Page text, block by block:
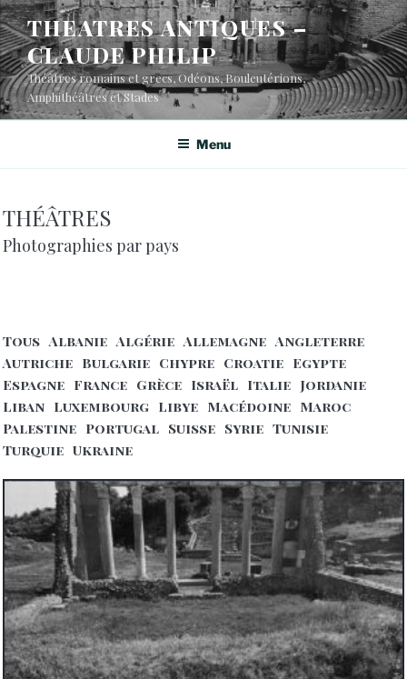
THEATRES ANTIQUES –
CLAUDE PHILIP
Théâtres romains et grecs, Odéons, Bouleutérions,
Amphithéâtres et Stades
Menu
THÉÂTRES
Photographies par pays
Tous Albanie Algérie Allemagne Angleterre
Autriche Bulgarie Chypre Croatie Egypte
Espagne France Grèce Israël Italie Jordanie
Liban Luxembourg Libye Macédoine Maroc
Palestine Portugal Suisse Syrie Tunisie
Turquie Ukraine